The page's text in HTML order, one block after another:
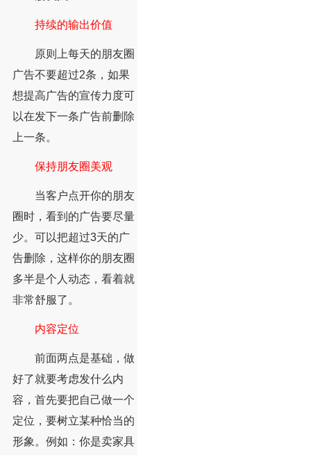
持续的输出价值
原则上每天的朋友圈
广告不要超过2条，如果
想提高广告的宣传力度可
以在发下一条广告前删除
上一条。
保持朋友圈美观
当客户点开你的朋友
圈时，看到的广告要尽量
少。可以把超过3天的广
告删除，这样你的朋友圈
多半是个人动态，看着就
非常舒服了。
内容定位
前面两点是基础，做
好了就要考虑发什么内
容，首先要把自己做一个
定位，要树立某种恰当的
形象。例如：你是卖家具